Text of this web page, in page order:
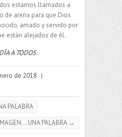
estamos llamados a
de arena para que Dios
amado y servido por
están alejados de él.
A TODOS
de 2018 |
PALABRA
UNA PALABRA →